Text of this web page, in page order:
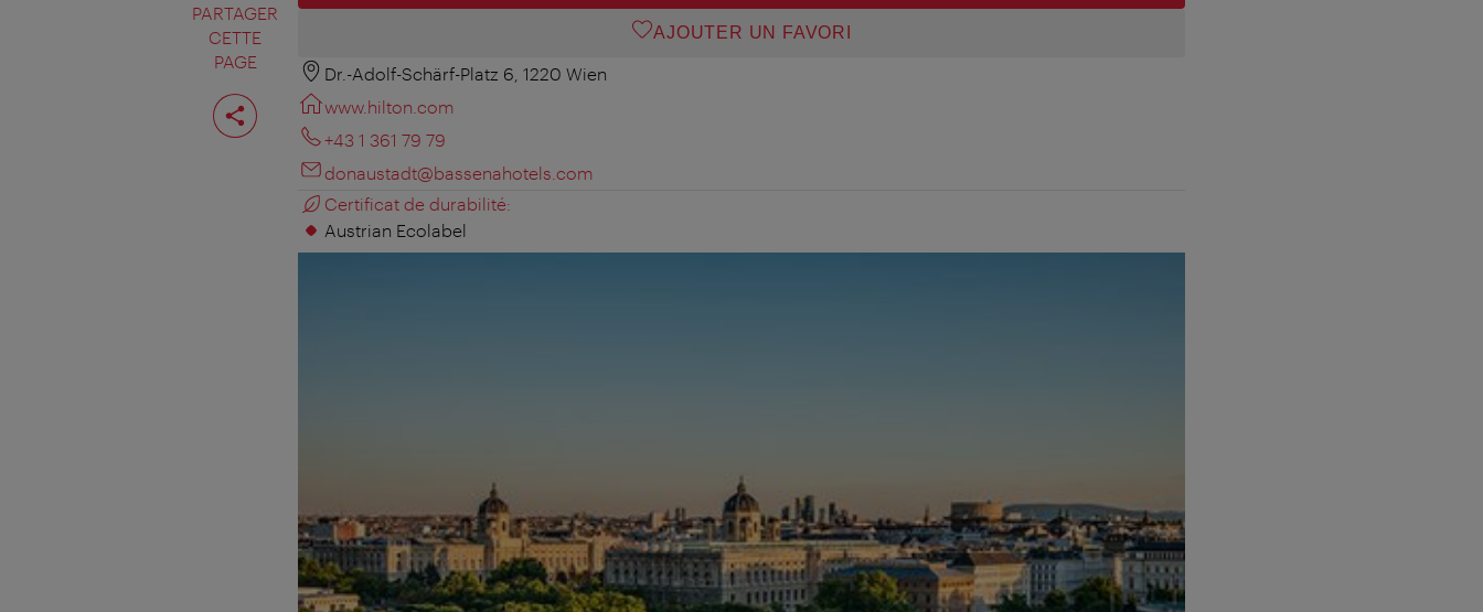
PARTAGER
CETTE
PAGE
Partager
cette
page
AJOUTER UN FAVORI
Dr.-Adolf-Schärf-Platz 6, 1220 Wien
www.hilton.com
+43 1 361 79 79
donaustadt@bassenahotels.com
Certificat de durabilité:
Austrian Ecolabel